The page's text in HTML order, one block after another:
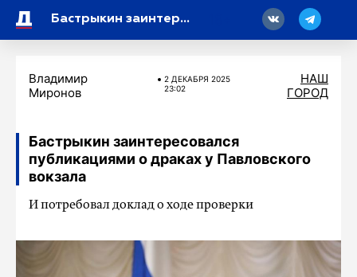
Бастрыкин заинтересовался публикациями о драках у Павловского вокзала
Владимир
Миронов
2 ДЕКАБРЯ 2025
23:02
НАШ
ГОРОД
Бастрыкин заинтересовался
публикациями о драках у Павловского
вокзала
И потребовал доклад о ходе проверки